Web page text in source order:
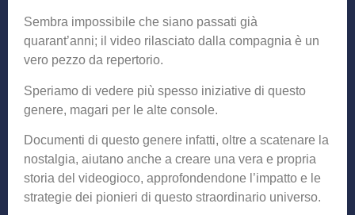
Sembra impossibile che siano passati già
quarant’anni; il video rilasciato dalla compagnia è un
vero pezzo da repertorio.
Speriamo di vedere più spesso iniziative di questo
genere, magari per le alte console.
Documenti di questo genere infatti, oltre a scatenare la
nostalgia, aiutano anche a creare una vera e propria
storia del videogioco, approfondendone l’impatto e le
strategie dei pionieri di questo straordinario universo.